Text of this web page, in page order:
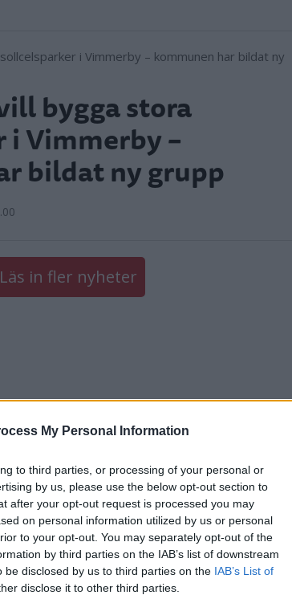
My Personal Information
to third parties, or processing of your personal or
by us, please use the below opt-out section to
after your opt-out request is processed you may
on personal information utilized by us or personal
to your opt-out. You may separately opt-out of the
by third parties on the IAB’s list of downstream
disclosed by us to third parties on the IAB’s List of
disclose it to other third parties.
bygga stora
Vimmerby –
bildat ny grupp
Läs in fler nyheter